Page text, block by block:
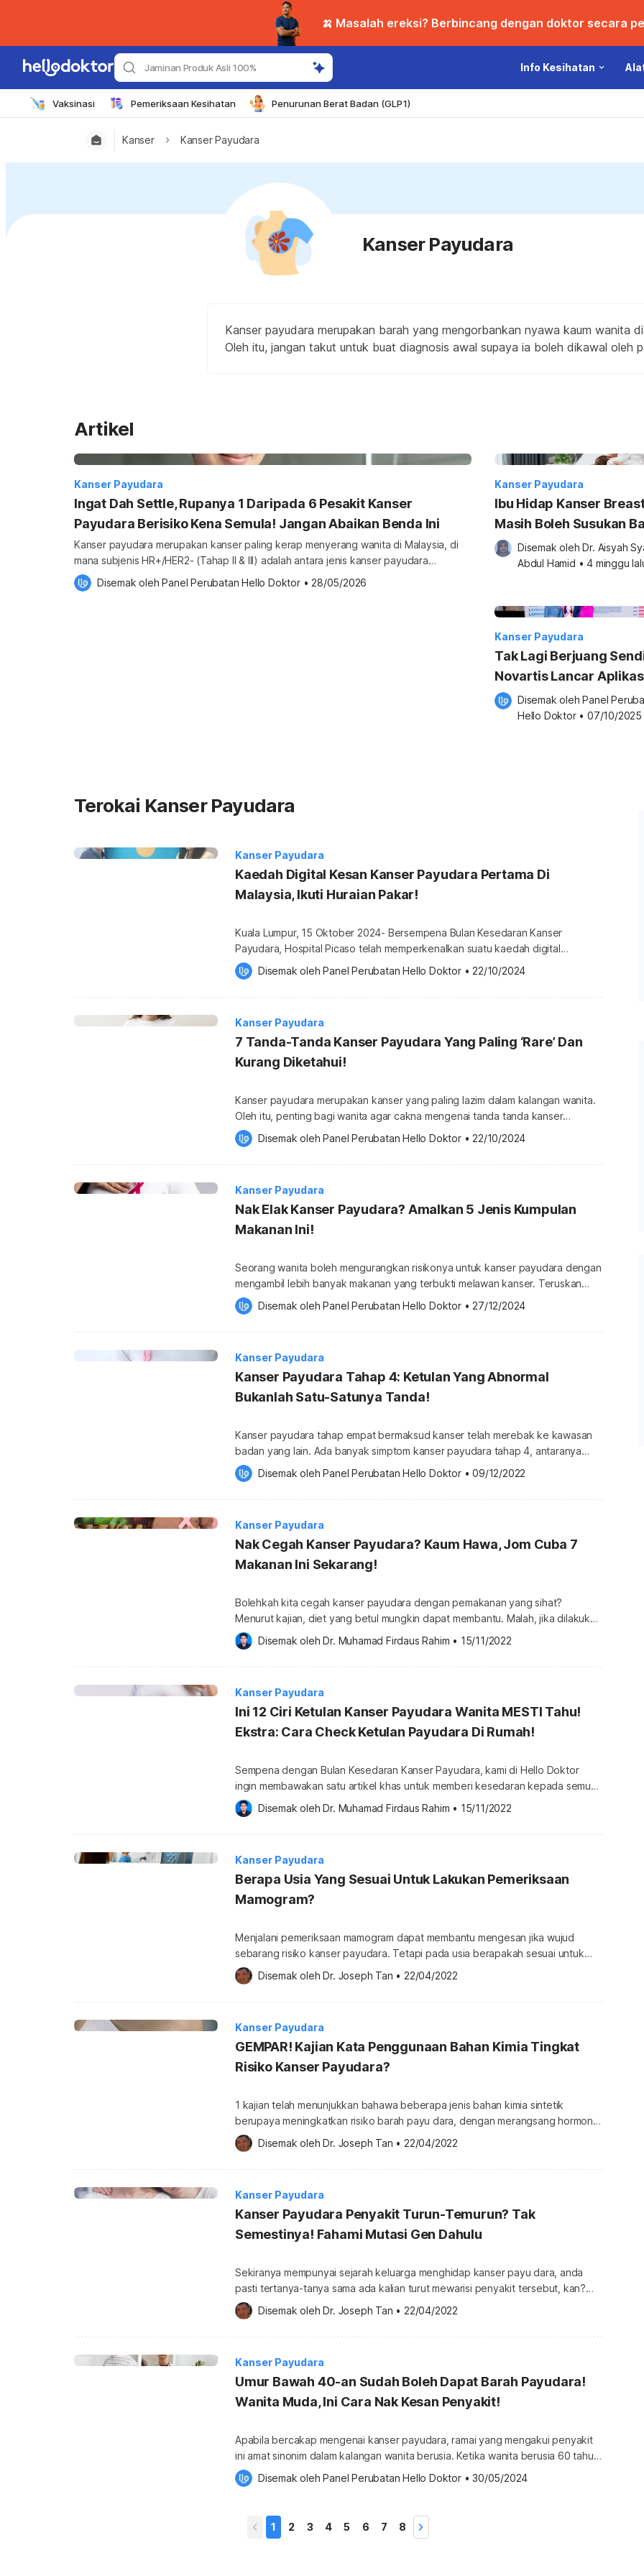
🍌 Masalah ereksi? Berbincang dengan doktor secara
Jaminan Produk Asli 100% Info Kesihatan
Vaksinasi Pemeriksaan Kesihatan Penurunan Berat Badan (GLP1)
Kanser Kanser Payudara
Kanser Payudara
Kanser payudara merupakan barah yang mengorbankan nyawa kaum wanita di
Oleh itu, jangan takut untuk buat diagnosis awal supaya ia boleh dikawal oleh
Artikel
Kanser Payudara
Ingat Dah Settle, Rupanya 1 Daripada 6 Pesakit Kanser
Payudara Berisiko Kena Semula! Jangan Abaikan Benda Ini
Kanser payudara merupakan kanser paling kerap menyerang wanita di Malaysia, di
mana subjenis HR+/HER2- (Tahap II & III) adalah antara jenis kanser payudara
peringkat awal yang berisiko tinggi untuk berulang dalam tempoh tiga tahun.
Memahami jenis kanser payudara ini penting bagi memastikan pesakit mendapat
Disemak oleh Panel Perubatan Hello Doktor • 28/05/2026
Kanser Payudara
Ibu Hidap Kanser
Masih Boleh Susukan
Jawapannya!
Disemak oleh Dr. Aisyah
Abdul Hamid • 4 minggu
Kanser Payudara
Tak Lagi Berjuang
Novartis Lancar
ICanCare Bantu Pesakit
Kanser Payudara
Disemak oleh Panel
Hello Doktor • 07/10/2025
Terokai Kanser Payudara
Kanser Payudara
Kaedah Digital Kesan Kanser Payudara Pertama Di
Malaysia, Ikuti Huraian Pakar!
Kuala Lumpur, 15 Oktober 2024- Bersempena Bulan Kesedaran Kanser
Payudara, Hospital Picaso telah memperkenalkan suatu kaedah digital
mengesan pesakit bagi rawatan kanser payudara secara efisisen. Melalui
artikel ini, anda dapat mengetahui berkaitan teknologi Roche on Clarum melalui
kolaborasi pakar onkologi Hospital Picaso dalam mengesan serta rawatan
pesakit […]
Disemak oleh Panel Perubatan Hello Doktor • 22/10/2024
Kanser Payudara
7 Tanda-Tanda Kanser Payudara Yang Paling ‘Rare’ Dan
Kurang Diketahui!
Kanser payudara merupakan kanser yang paling lazim dalam kalangan wanita.
Oleh itu, penting bagi wanita agar cakna mengenai tanda tanda kanser
payudara dan ambil tahu mengenai kanser payudara tahap awal agar rawatan
sewajarnya boleh dilakukan sebelum terlambat. Menurut statistik dari
Kementerian Kesihatan Malaysia (KKM), satu daripada 19 wanita berisiko
Disemak oleh Panel Perubatan Hello Doktor • 22/10/2024
Kanser Payudara
Nak Elak Kanser Payudara? Amalkan 5 Jenis Kumpulan
Makanan Ini!
Seorang wanita boleh mengurangkan risikonya untuk kanser payudara dengan
mengambil lebih banyak makanan yang terbukti melawan kanser. Teruskan
membaca artikel ini untuk mengetahui 5 makanan elak kanser payudara. Untuk
mendapatkan lebih banyak info tentang Kanser sila dapatkannya di sini. 5
makanan elak kanser payudara Sebenarnya terdapat banyak faktor dikaitkan
meningkatkan kesihatan […]
Disemak oleh Panel Perubatan Hello Doktor • 27/12/2024
Kanser Payudara
Kanser Payudara Tahap 4: Ketulan Yang Abnormal
Bukanlah Satu-Satunya Tanda!
Kanser payudara tahap empat bermaksud kanser telah merebak ke kawasan
badan yang lain. Ada banyak simptom kanser payudara tahap 4, antaranya
ialah ketulan pada kawasan payudara, pengeluaran cecair abnormal pada
kawasan puting dan banyak lagi. Kanser tahap 4 selalunya tidak boleh
sembuh. Namun, ia dapat dirawat. Kualiti hidup pesakit kanser juga dapat
Disemak oleh Panel Perubatan Hello Doktor • 09/12/2022
Kanser Payudara
Nak Cegah Kanser Payudara? Kaum Hawa, Jom Cuba 7
Makanan Ini Sekarang!
Bolehkah kita cegah kanser payudara dengan pemakanan yang sihat?
Menurut kajian, diet yang betul mungkin dapat membantu. Malah, jika dilakukan
dengan senaman yang kerap, hampir 25-30% kanser dapat dicegah. Sebab
itulah, pemilihan makanan untuk pesakit kanser payudara perlu dititikberatkan.
Tetapi, apakah makanan yang sesuai dan perlu dimasukkan dalam diet harian?
Disemak oleh Dr. Muhamad Firdaus Rahim • 15/11/2022
Kanser Payudara
Ini 12 Ciri Ketulan Kanser Payudara Wanita MESTI Tahu!
Ekstra: Cara Check Ketulan Payudara Di Rumah!
Sempena dengan Bulan Kesedaran Kanser Payudara, kami di Hello Doktor
ingin membawakan satu artikel khas untuk memberi kesedaran kepada semua
wanita di luar sana. Artikel ini akan membincangkan mengenai ciri-ciri ketulan
kanser payudara berserta contoh ketulan kanser payudara. Teruskan bacaan
anda di bawah ini. Untuk mendapatkan lebih banyak info berkenaan Kanser,
Disemak oleh Dr. Muhamad Firdaus Rahim • 15/11/2022
Kanser Payudara
Berapa Usia Yang Sesuai Untuk Lakukan Pemeriksaan
Mamogram?
Menjalani pemeriksaan mamogram dapat membantu mengesan jika wujud
sebarang risiko kanser payudara. Tetapi pada usia berapakah sesuai untuk
melakukan ujian ini? Bagi mengetahui lebih lanjut mengenainya, ayuh semak
perkongsian artikel Hello Doktor ini. Untuk mendapatkan lebih banyak info
tentang Kanser, sila dapatkannya di sini. Apakah itu pemeriksaan mamogram?
menggunakan sinar-X bertenaga […]
Disemak oleh Dr. Joseph Tan • 22/04/2022
Kanser Payudara
GEMPAR! Kajian Kata Penggunaan Bahan Kimia Tingkat
Risiko Kanser Payudara?
1 kajian telah menunjukkan bahawa beberapa jenis bahan kimia sintetik
berupaya meningkatkan risiko barah payu dara, dengan merangsang hormon.
Setiap hari, kita terdedah kepada puluhan jenis bahan kimia! Tidak kurang juga
dengan udara yang kita sedut, turut terkandung bahan-bahan kimia seperti,
nitrogen, oksigen, karbon dioksida dan banyak lagi. Selain itu, aspirin atau ubat
Disemak oleh Dr. Joseph Tan • 22/04/2022
Kanser Payudara
Kanser Payudara Penyakit Turun-Temurun? Tak
Semestinya! Fahami Mutasi Gen Dahulu
Sekiranya mempunyai sejarah keluarga menghidap kanser payu dara, anda
pasti tertanya-tanya sama ada kalian turut mewarisi penyakit tersebut, kan?
Marilah kita berterima kasih kepada penyelidikan genetik, kini, soalan tersebut
lebih mudah dijawab! Apa maksudnya? Mutasi dalam 2 gen; BRCA1 dan BRCA2
telah dikenal pasti sebagai penyebab genetik utama kanser payu dara. Apa
Disemak oleh Dr. Joseph Tan • 22/04/2022
Kanser Payudara
Umur Bawah 40-an Sudah Boleh Dapat Barah Payudara!
Wanita Muda, Ini Cara Nak Kesan Penyakit!
Apabila bercakap mengenai kanser payudara, ramai yang mengakui penyakit
ini amat sinonim dalam kalangan wanita berusia. Ketika wanita berusia 60 tahun,
risiko untuk mereka menghidap kanser adalah 1 dalam 28 orang. Untuk
perempuan muda pula, risiko mereka adalah 1 dalam 277 orang. Risikonya
muda telah disahkan […]
Disemak oleh Panel Perubatan Hello Doktor • 30/05/2024
1 2 3 4 5 6 7 8